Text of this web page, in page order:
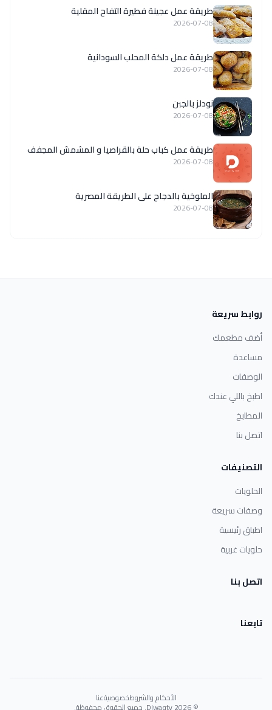
طريقة عمل عجينة فطيرة التفاح المقلية
2026-07-08
طريقة عمل دلكة المحلب السودانية
2026-07-08
نودلز بالجبن
2026-07-08
طريقة عمل كباب حلة بالقراصيا و المشمش المجفف
2026-07-08
الملوخية بالدجاج على الطريقة المصرية
2026-07-08
روابط سريعة
أضف مطعمك
مساعدة
الوصفات
اطبخ باللي عندك
المطابخ
اتصل بنا
التصنيفات
الحلويات
وصفات سريعة
اطباق رئيسية
حلويات غربية
اتصل بنا
تابعنا
الأحكام والشروطخصوصيةعنا
© 2026 Dlwaqty. جميع الحقوق محفوظة.